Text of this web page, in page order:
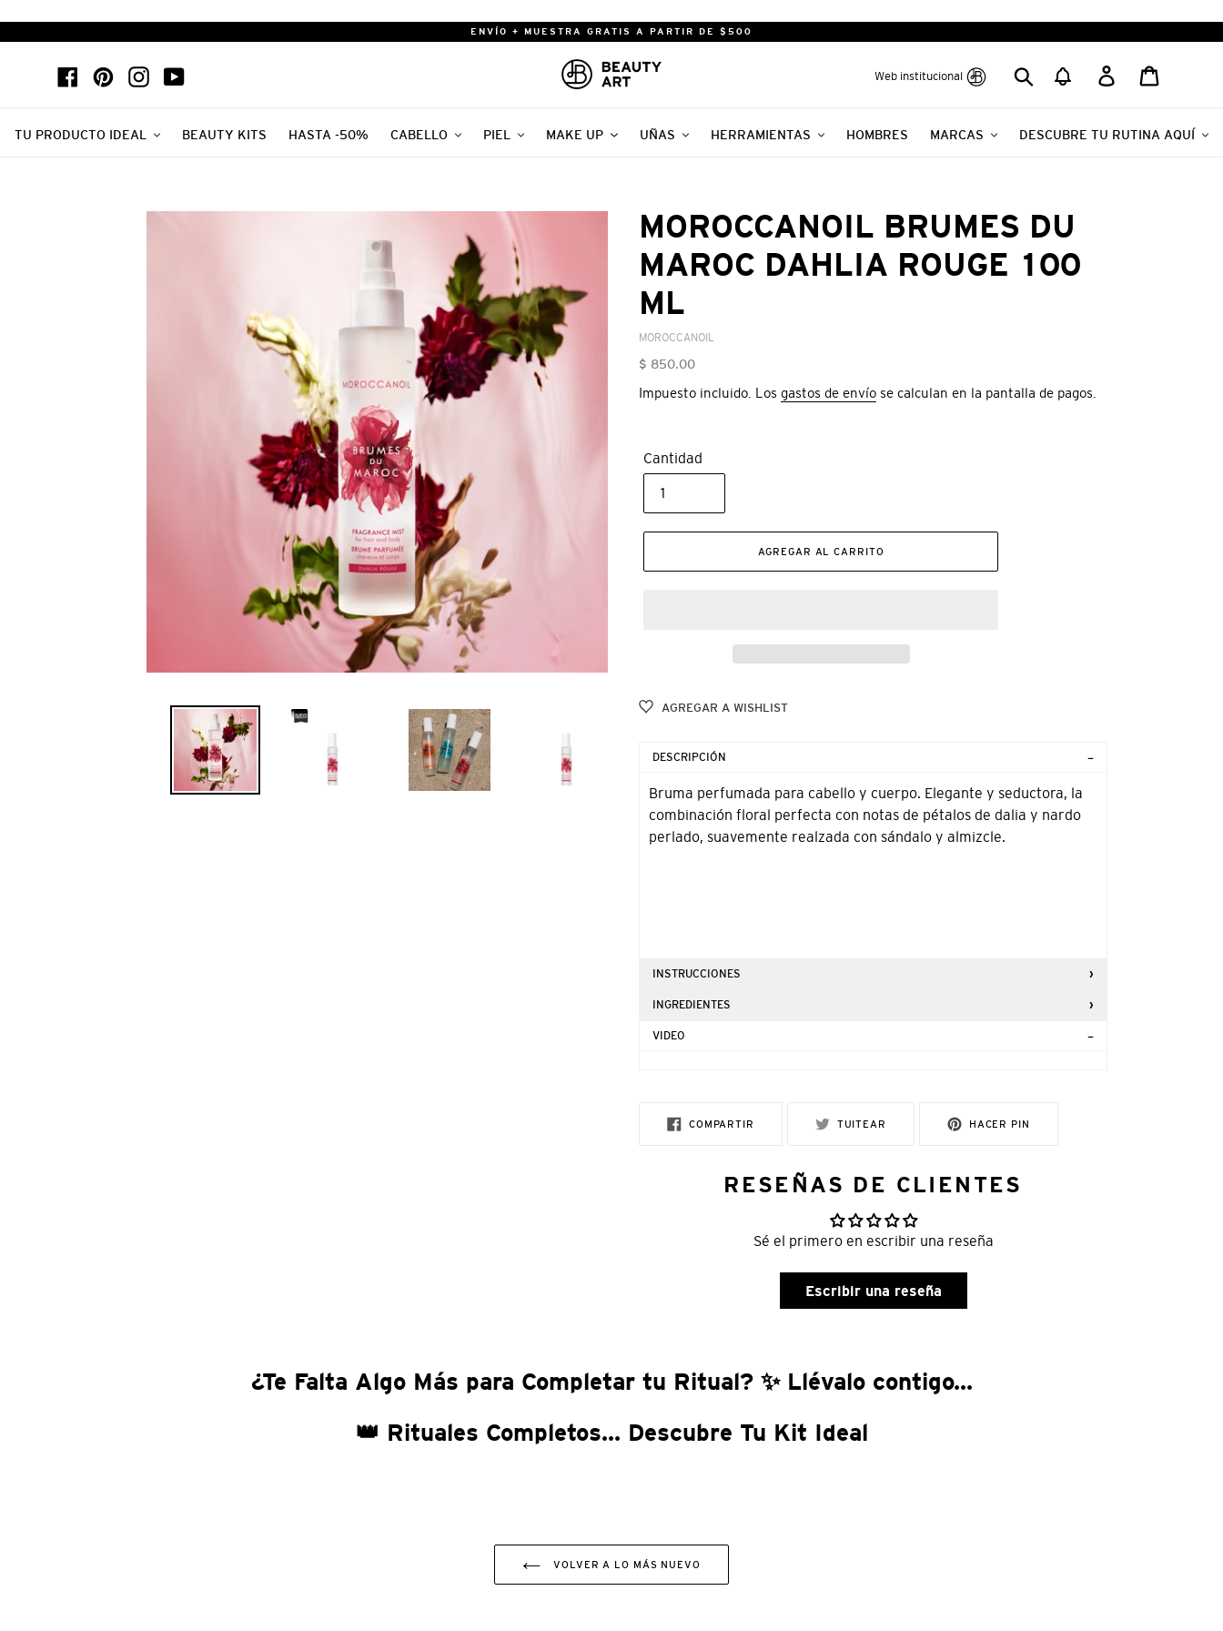
ENVÍO + MUESTRA GRATIS A PARTIR DE $500
FacebookPinterestInstagramYouTube Web institucional Buscar Ingresar
TU PRODUCTO IDEAL BEAUTY KITS HASTA -50% CABELLO PIEL MAKE UP UÑAS HERRAMIENTAS HOMBRES MARCAS DESCUBRE TU RUTINA AQUÍ
MOROCCANOIL BRUMES DU
MAROC DAHLIA ROUGE 100
ML
VENDEDOR
MOROCCANOIL
Precio
$ 850.00
Impuesto incluido. Los gastos de envío se calculan en la pantalla de pagos.
Cantidad
AGREGAR AL CARRITO
AGREGAR A WISHLIST
tu
carrito
DESCRIPCIÓN
Bruma perfumada para cabello y cuerpo. Elegante y seductora, la
combinación floral perfecta con notas de pétalos de dalia y nardo
perlado, suavemente realzada con sándalo y almizcle.
INSTRUCCIONES
INGREDIENTES
VIDEO
COMPARTIR COMPARTIR
TUITEAR HACER PIN
RESEÑAS DE CLIENTES
Sé el primero en escribir una reseña
Escribir una reseña
¿Te Falta Algo Más para Completar tu Ritual? ✨ Llévalo contigo...
👑 Rituales Completos... Descubre Tu Kit Ideal
VOLVER A LO MÁS NUEVO